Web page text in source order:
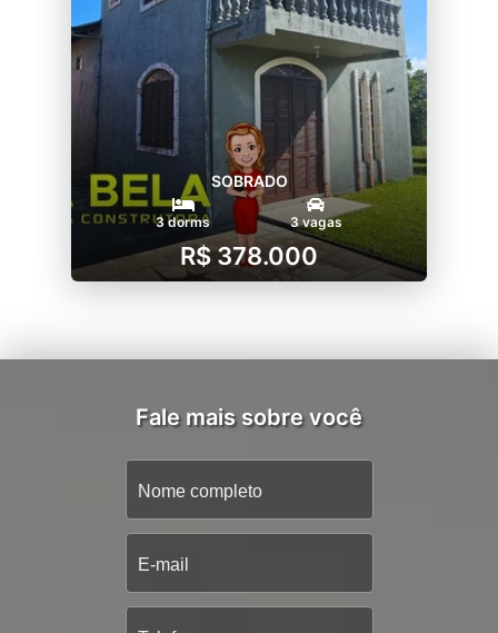
SOBRADO
3 dorms 3 vagas
R$ 378.000
Fale mais sobre você